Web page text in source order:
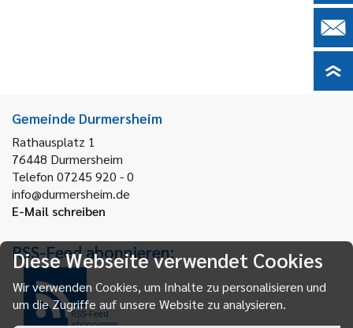
Gemeinde Durmersheim
Rathausplatz 1
76448 Durmersheim
Telefon 07245 920 - 0
info@durmersheim.de
E-Mail schreiben
RSS-Feed abonnieren:
RSS-Feed
abonnieren
Diese Webseite verwendet Cookies
Wir verwenden Cookies, um Inhalte zu personalisieren und
um die Zugriffe auf unsere Website zu analysieren.